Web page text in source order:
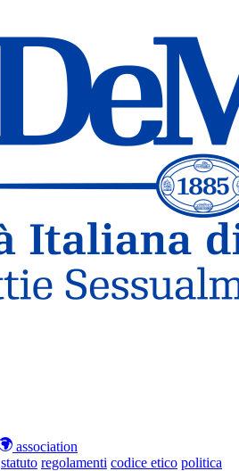
association
statuto regolamenti codice etico politica